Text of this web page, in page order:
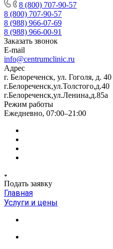
8 (800) 707-90-57
8 (800) 707-90-57
8 (988) 966-07-69
8 (988) 966-00-91
Заказать звонок
E-mail
info@centrumclinic.ru
Адрес
г. Белореченск, ул. Гоголя, д. 40
г.Белореченск,ул.Толстого,д.40
г.Белореченск,ул.Ленина,д.85а
Режим работы
Ежедневно, 07:00–21:00
Подать заявку
Главная
Услуги и цены